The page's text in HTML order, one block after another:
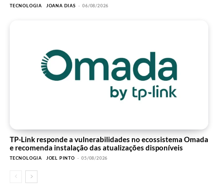
TECNOLOGIA JOANA DIAS - 06/08/2026
TP-Link responde a vulnerabilidades no ecossistema Omada
e recomenda instalação das atualizações disponíveis
TECNOLOGIA JOEL PINTO - 05/08/2026